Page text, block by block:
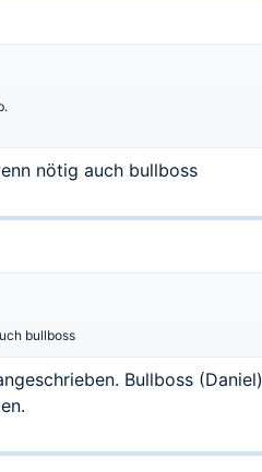
nötig auch bullboss
bullboss
Bullboss